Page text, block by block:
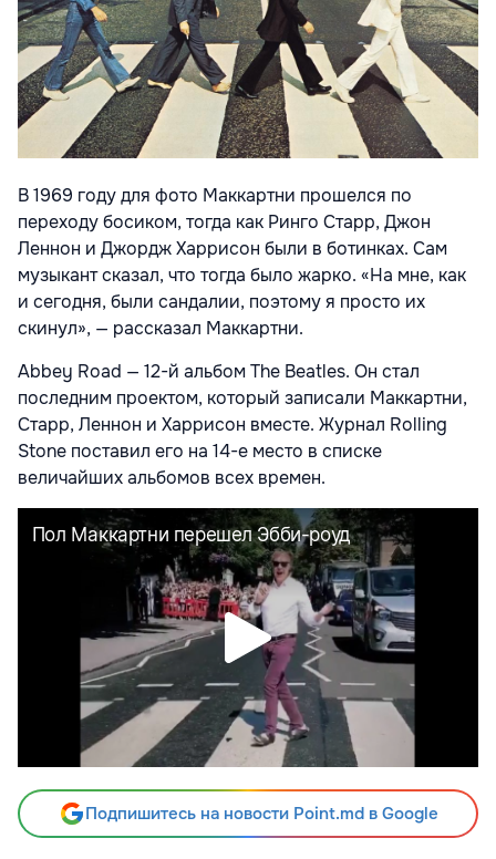
В 1969 году для фото Маккартни прошелся по
переходу босиком, тогда как Ринго Старр, Джон
Леннон и Джордж Харрисон были в ботинках. Сам
музыкант сказал, что тогда было жарко. «На мне, как
и сегодня, были сандалии, поэтому я просто их
скинул», — рассказал Маккартни.
Abbey Road — 12-й альбом The Beatles. Он стал
последним проектом, который записали Маккартни,
Старр, Леннон и Харрисон вместе. Журнал Rolling
Stone поставил его на 14-е место в списке
величайших альбомов всех времен.
Подпишитесь на новости Point.md в Google